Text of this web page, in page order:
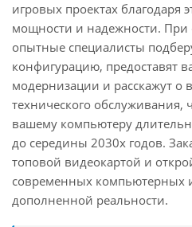
игровых проектах благодаря
мощности и надежности.
опытные специалисты
конфигурацию, предоставят
модернизации и расскажут о
технического обслуживания,
вашему компьютеру
до середины 2030х годов.
топовой видеокартой и
современных компьютерных
дополненной реальности.